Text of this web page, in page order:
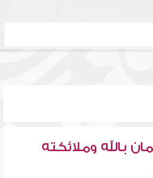
بالله وملائكته